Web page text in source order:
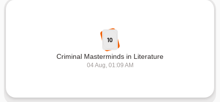
10
Criminal Masterminds in Literature
04 Aug, 01:09 AM